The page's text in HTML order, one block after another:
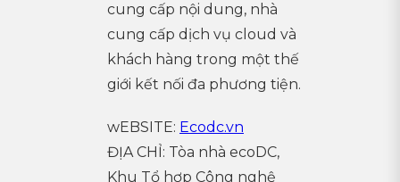
cung cấp nội dung, nhà
cung cấp dịch vụ cloud và
khách hàng trong một thế
giới kết nối đa phương tiện.
wEBSITE: Ecodc.vn
ĐỊA CHỈ: Tòa nhà ecoDC,
Khu Tổ hợp Công nghệ